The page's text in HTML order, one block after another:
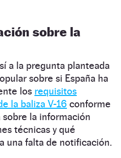
sobre la
a la pregunta planteada
sobre si España ha
los requisitos
la baliza V-16 conforme
la información
técnicas y qué
una falta de notificación.